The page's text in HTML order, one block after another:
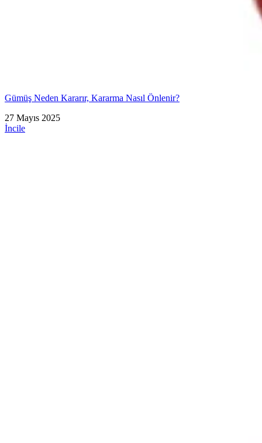
Gümüş Neden Kararır, Kararma Nasıl Önlenir?
27 Mayıs 2025
İncile